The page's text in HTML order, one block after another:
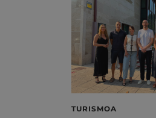
TURISMOA